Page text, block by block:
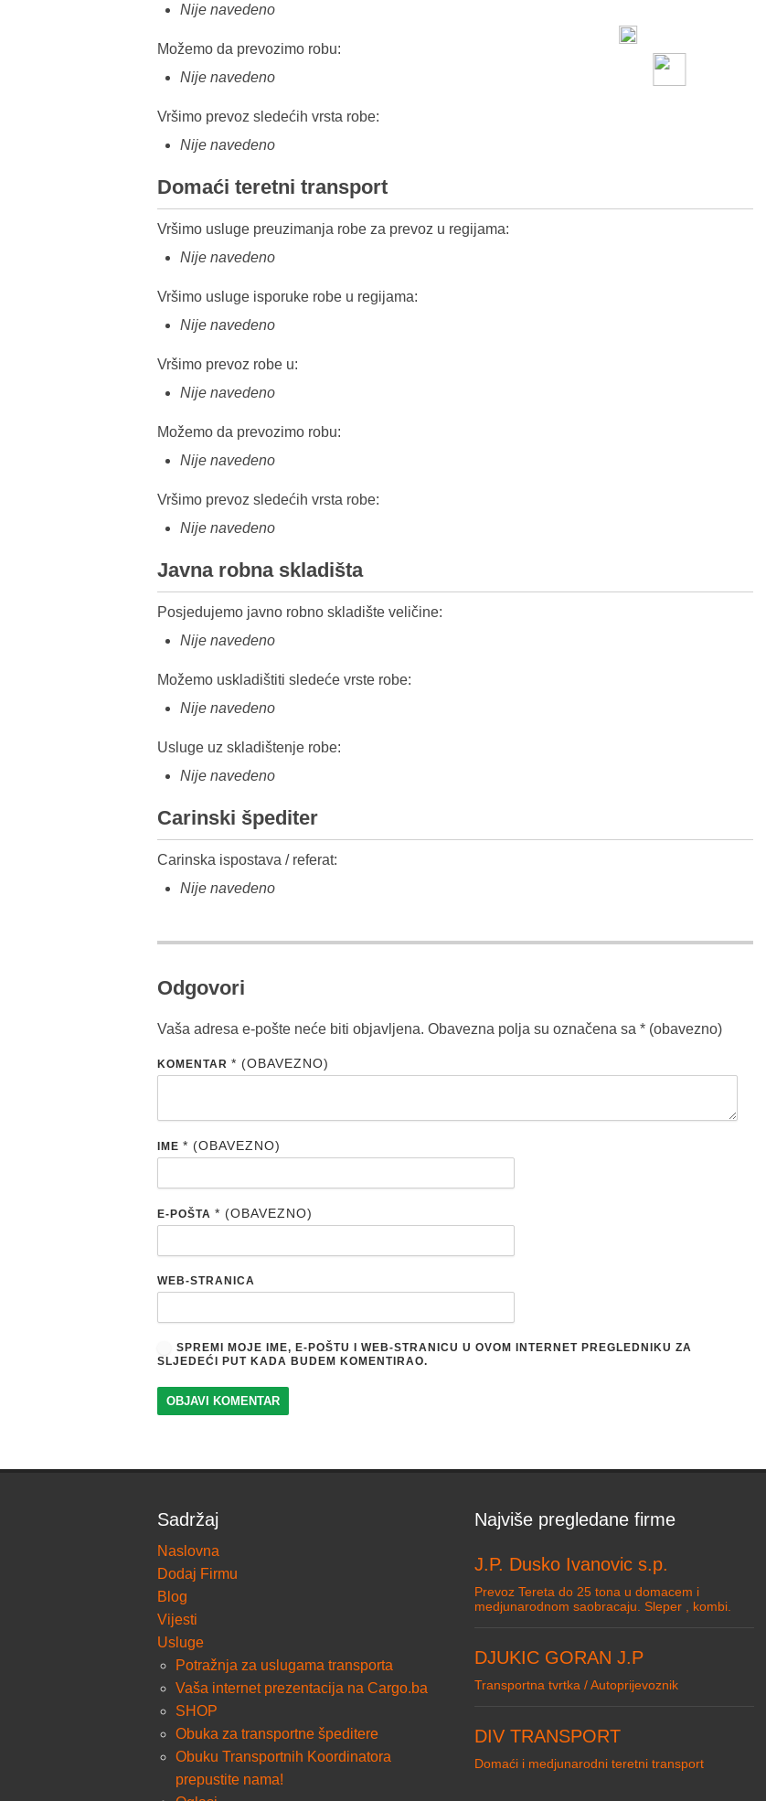
Nije navedeno
Možemo da prevozimo robu:
Nije navedeno
Vršimo prevoz sledećih vrsta robe:
Nije navedeno
Domaći teretni transport
Vršimo usluge preuzimanja robe za prevoz u regijama:
Nije navedeno
Vršimo usluge isporuke robe u regijama:
Nije navedeno
Vršimo prevoz robe u:
Nije navedeno
Možemo da prevozimo robu:
Nije navedeno
Vršimo prevoz sledećih vrsta robe:
Nije navedeno
Javna robna skladišta
Posjedujemo javno robno skladište veličine:
Nije navedeno
Možemo uskladištiti sledeće vrste robe:
Nije navedeno
Usluge uz skladištenje robe:
Nije navedeno
Carinski špediter
Carinska ispostava / referat:
Nije navedeno
Odgovori
Vaša adresa e-pošte neće biti objavljena. Obavezna polja su označena sa * (obavezno)
KOMENTAR * (OBAVEZNO)
IME * (OBAVEZNO)
E-POŠTA * (OBAVEZNO)
WEB-STRANICA
SPREMI MOJE IME, E-POŠTU I WEB-STRANICU U OVOM INTERNET PREGLEDNIKU ZA
SLJEDEĆI PUT KADA BUDEM KOMENTIRAO.
Sadržaj
Naslovna
Dodaj Firmu
Blog
Vijesti
Usluge
Potražnja za uslugama transporta
Vaša internet prezentacija na Cargo.ba
SHOP
Obuka za transportne špeditere
Obuku Transportnih Koordinatora
prepustite nama!
Najviše pregledane firme
J.P. Dusko Ivanovic s.p.
Prevoz Tereta do 25 tona u domacem i
medjunarodnom saobracaju. Sleper , kombi.
DJUKIC GORAN J.P
Transportna tvrtka / Autoprijevoznik
DIV TRANSPORT
Domaći i medjunarodni teretni transport